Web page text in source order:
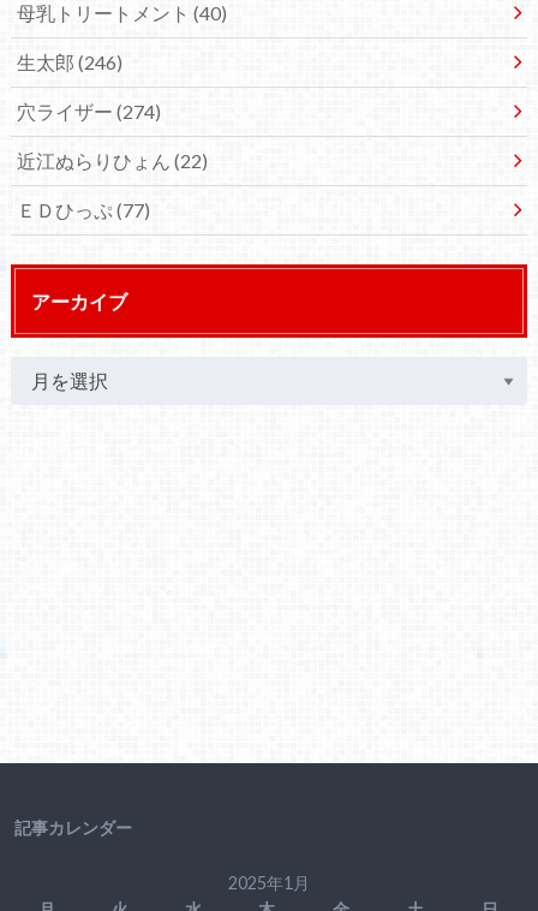
母乳トリートメント (40)
生太郎 (246)
穴ライザー (274)
近江ぬらりひょん (22)
ＥＤひっぷ(77)
アーカイブ
記事カレンダー
2025年1月